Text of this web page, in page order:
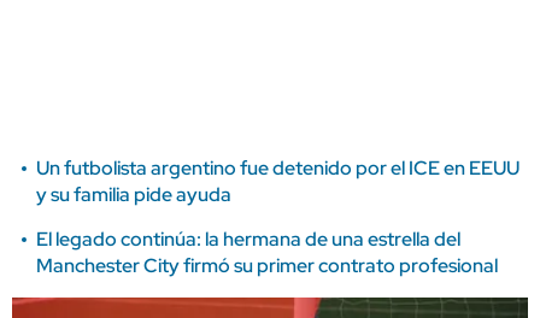
Un futbolista argentino fue detenido por el ICE en EEUU
y su familia pide ayuda
El legado continúa: la hermana de una estrella del
Manchester City firmó su primer contrato profesional